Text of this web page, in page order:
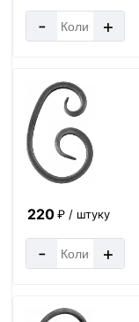
- +
220₽ / штуку
- +